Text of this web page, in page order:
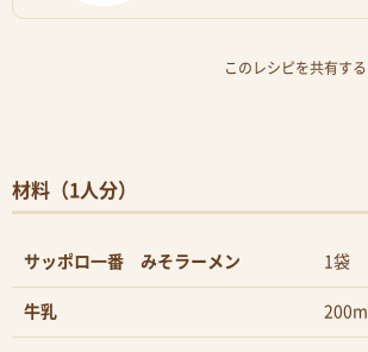
このレシピを共有する
材料（1人分）
サッポロ一番 みそラーメン 1袋
牛乳 200ml